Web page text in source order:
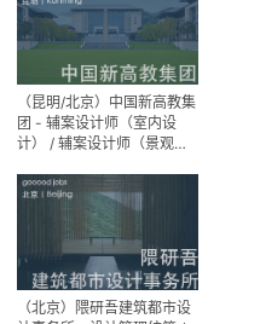
（昆明/北京）中国新高教集
团 - 辅案设计师（室内设
计） / 辅案设计师（景观设
间组长 / 平面设计高级经理 /
展陈设计高级经理
（北京）隈研吾建筑都市设